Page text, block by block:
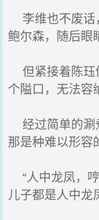
李维也不废话
鲍尔森，随后眼
但紧接着陈珏
个隘口，无法容
经过简单的涮
那是种难以形容
“人中龙凤，
儿子都是人中龙